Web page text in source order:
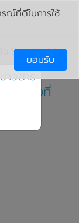
ว Smartwatch
ยกร่างที่
ณ์ที่ดีในการใช้
ยอมรับ
าวสาร